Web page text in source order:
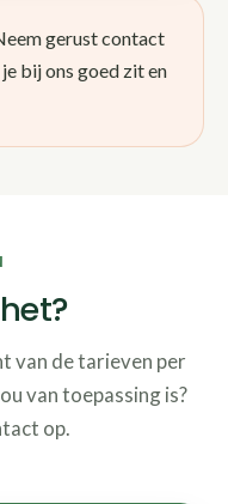
gerust contact
bij ons goed zit en
van de tarieven per
van toepassing is?
op.